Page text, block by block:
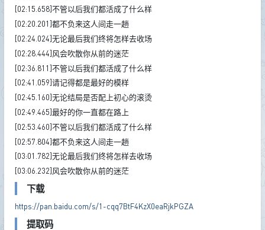
[02:15.658]不管以后我们都活成了什么样
[02:20.201]都不负来这人间走一趟
[02:24.024]无论最后我们终将怎样去收场
[02:28.444]风会吹散你从前的迷茫
[02:36.811]不管以后我们都活成了什么样
[02:41.059]请记得都是最好的模样
[02:45.160]无论结局是否配上初心的滚烫
[02:49.465]最好的你一直都在路上
[02:53.460]不管以后我们都活成了什么样
[02:57.804]都不负来这人间走一趟
[03:01.782]无论最后我们终将怎样去收场
[03:06.232]风会吹散你从前的迷茫
下载
https://pan.baidu.com/s/1-cqq7BtF4KzX0eaRjkPGZA
提取码